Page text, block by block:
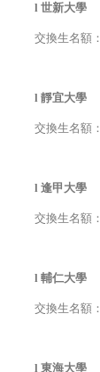
l世新大學
交換生名額
l靜宜大學
交換生名額
l逢甲大學
交換生名額
l輔仁大學
交換生名額
l東海大學